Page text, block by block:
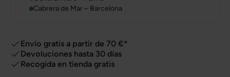
Cabrera de Mar – Barcelona
Envío gratis a partir de 70 €*
Devoluciones hasta 30 días
Recogida en tienda gratis